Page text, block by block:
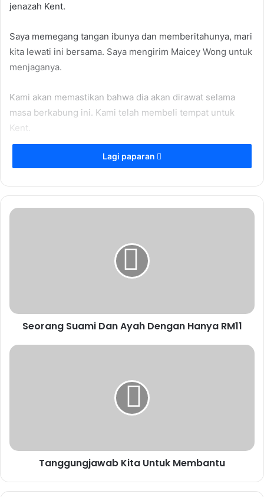
jenazah Kent.
Saya memegang tangan ibunya dan memberitahunya, mari
kita lewati ini bersama. Saya mengirim Maicey Wong untuk
menjaganya.
Kami akan memastikan bahwa dia akan dirawat selama
masa berkabung ini. Kami telah membeli tempat untuk
Kent.
Bagi mereka yang ingin memberikan penghormatan
Duka Kwantung, Jalan Sungai Besi, Kuala Lumpur.
Atas permintaan Kent, penghormatan terakhir akan
Mari kita berdoa untuk Kent dan mari kita pedulikan ibu
ISTIRAHATLAH DENGAN DAMAI, KENT
Lagi paparan
Seorang Suami Dan Ayah Dengan Hanya RM11
Tanggungjawab Kita Untuk Membantu